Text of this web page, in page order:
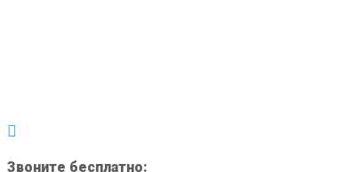
Звоните бесплатно: